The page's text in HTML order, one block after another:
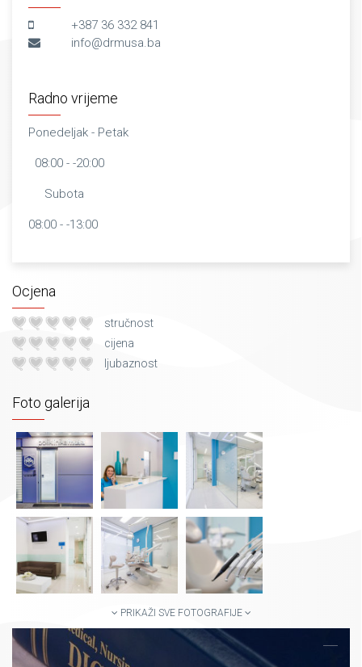
+387 36 332 841
info@drmusa.ba
Radno vrijeme
Ponedeljak - Petak
08:00 - -20:00
Subota
08:00 - -13:00
Ocjena
stručnost
cijena
ljubaznost
Foto galerija
PRIKAŽI SVE FOTOGRAFIJE